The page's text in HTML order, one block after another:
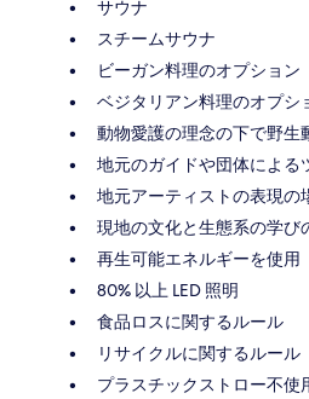
サウナ
スチームサウナ
ビーガン料理のオプション
ベジタリアン料理のオプシ
動物愛護の理念の下で野生
地元のガイドや団体による
地元アーティストの表現の
現地の文化と生態系の学び
再生可能エネルギーを使用
80% 以上 LED 照明
食品ロスに関するルール
リサイクルに関するルール
プラスチックストロー不使